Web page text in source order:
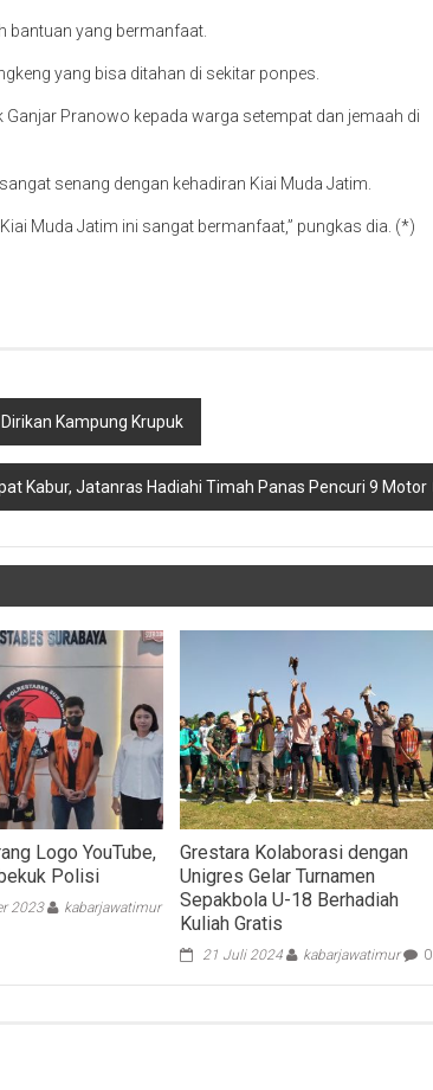
bantuan yang bermanfaat.
yang bisa ditahan di sekitar ponpes.
Pranowo kepada warga setempat dan jemaah di
senang dengan kehadiran Kiai Muda Jatim.
Muda Jatim ini sangat bermanfaat,” pungkas dia. (*)
Kampung Krupuk
Kabur, Jatanras Hadiahi Timah Panas Pencuri 9 Motor
Logo YouTube,
Polisi
2023
kabarjawatimur
Grestara Kolaborasi dengan
Unigres Gelar Turnamen
Sepakbola U-18 Berhadiah
Kuliah Gratis
21 Juli 2024 kabarjawatimur 0